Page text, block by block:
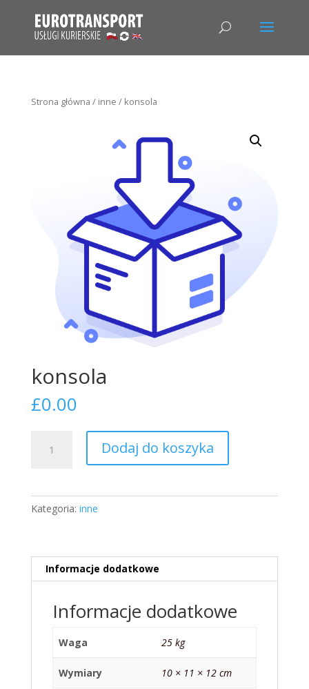
Strona główna / inne / konsola
konsola
£0.00
konsola
Dodaj do koszyka
Kategoria: inne
Informacje dodatkowe
Informacje dodatkowe
Waga 25 kg
Wymiary 10 × 11 × 12 cm